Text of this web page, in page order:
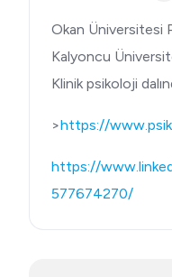
Okan Üniversitesi
Kalyoncu
Klinik psikoloji
>https://
https://
577674270/